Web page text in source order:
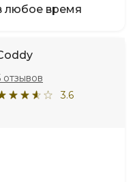
любое время
3.6
отзывов